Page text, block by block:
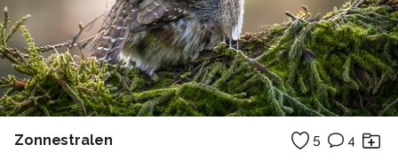
Zonnestralen 5 4